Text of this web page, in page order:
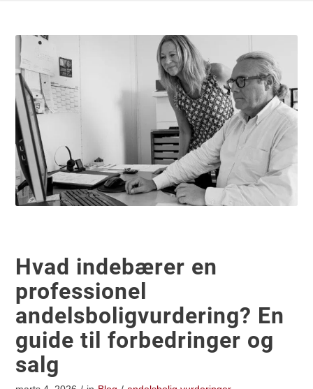
Hvad indebærer en
professionel
andelsboligvurdering? En
guide til forbedringer og
salg